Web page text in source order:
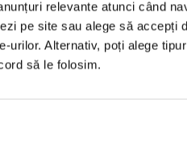
relevante atunci când
pe site sau alege să accepți
urilor. Alternativ, poți alege
să le folosim.
special
pentru
riscul
de a reda fidel
detaliile pietrei
naturale.